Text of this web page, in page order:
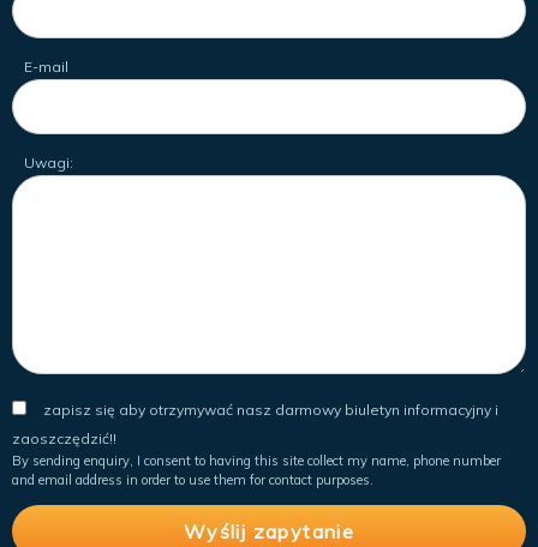
E-mail
Uwagi:
zapisz się aby otrzymywać nasz darmowy biuletyn informacyjny i
zaoszczędzić!!
By sending enquiry, I consent to having this site collect my name, phone number
and email address in order to use them for contact purposes.